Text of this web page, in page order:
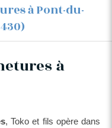
à Pont-du-
à
, Toko et fils opère dans